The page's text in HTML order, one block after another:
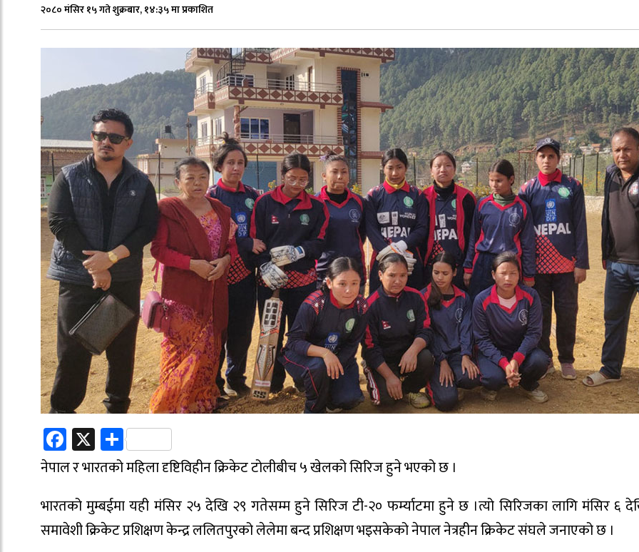
२०८० मंसिर १५ गते शुक्रबार, १४:३५ मा प्रकाशित
Facebook
X Share
नेपाल र भारतको महिला दृष्टिविहीन क्रिकेट टोलीबीच ५ खेलको सिरिज हुने भएको छ ।
भारतको मुम्बईमा यही मंसिर २५ देखि २९ गतेसम्म हुने सिरिज टी-२० फर्म्याटमा हुने छ ।त्यो सिरिजका लागि मंसिर ६
समावेशी क्रिकेट प्रशिक्षण केन्द्र ललितपुरको लेलेमा बन्द प्रशिक्षण भइसकेको नेपाल नेत्रहीन क्रिकेट संघले जनाएको छ ।